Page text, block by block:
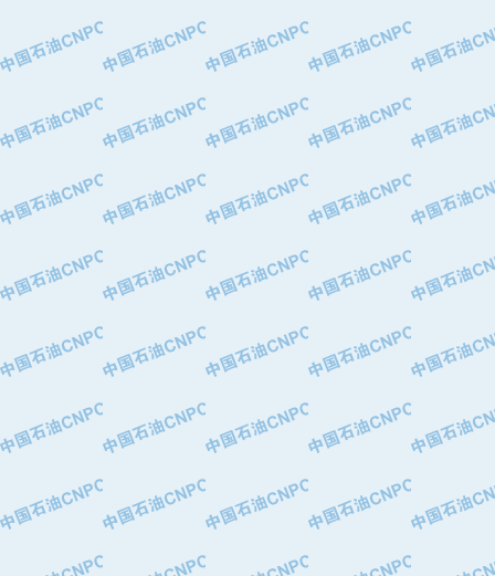
·中国石油锦西石化分公司
·大港油田集团有限责任公司
·深圳市肯多斯实业发展有限公司
·山东墨龙石油机械股份有限公司
·无锡西姆莱斯石油专用管制造有限公
·武汉钢铁（集团）公司
·太原钢铁(集团)有限公司
·马鞍山钢铁股份有限公司
·中国石油天然气股份有限公司兰州石
·中国石化茂名石化分公司
·中国石油大港油田分公司
·靖江市天和泵业有限公司
·中油油气勘探软件国家工程研究中心
·西安长庆钻宇集团咸阳石化有限公司
·新疆安维消防设施器材有限公司
·华北石油津工机械制造有限公司
·上海山武控制仪表有限公司